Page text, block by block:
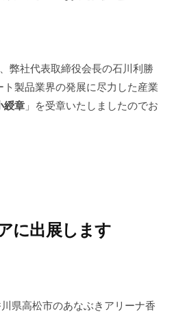
弊社代表取締役会長の石川利勝
製品業界の発展に尽力した産業
綬章 」を受章いたしましたのでお
に出展します
県高松市のあなぶきアリーナ香